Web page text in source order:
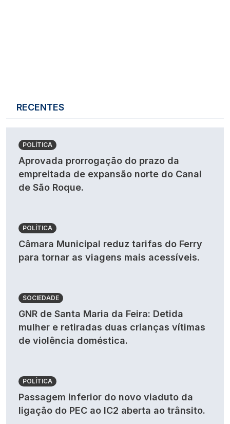
RECENTES
POLÍTICA
Aprovada prorrogação do prazo da
empreitada de expansão norte do Canal
de São Roque.
POLÍTICA
Câmara Municipal reduz tarifas do Ferry
para tornar as viagens mais acessíveis.
SOCIEDADE
GNR de Santa Maria da Feira: Detida
mulher e retiradas duas crianças vítimas
de violência doméstica.
POLÍTICA
Passagem inferior do novo viaduto da
ligação do PEC ao IC2 aberta ao trânsito.